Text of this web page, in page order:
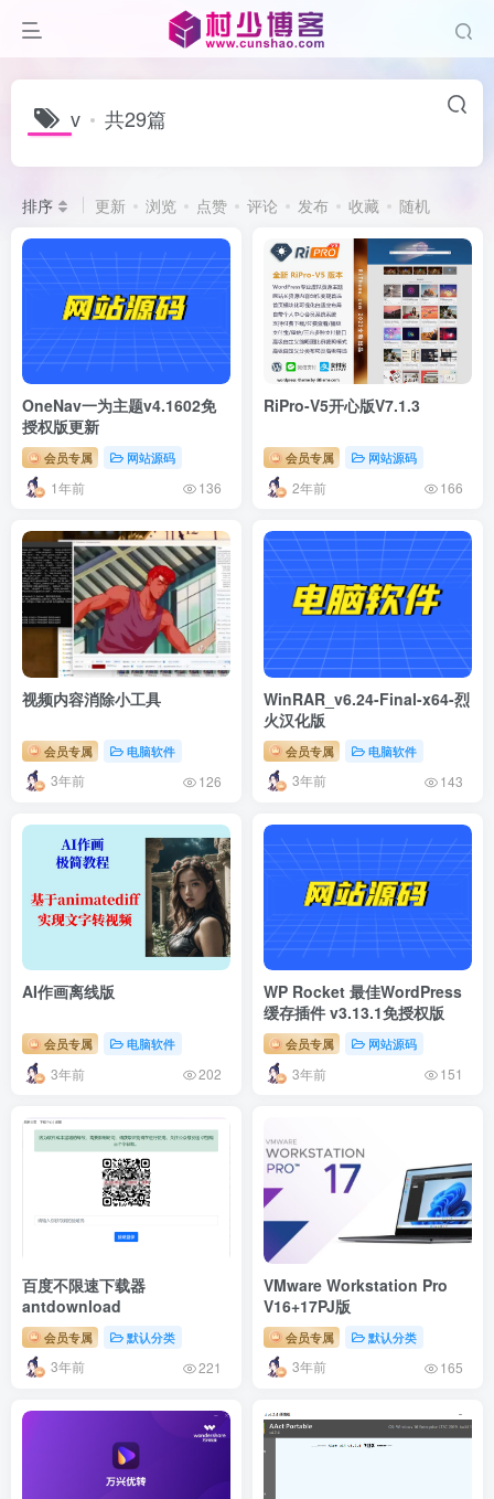
v 共29篇
排序 更新 浏览 点赞 评论 发布 收藏 随机
OneNav一为主题v4.1602免
授权版更新
会员专属 网站源码
1年前 136
RiPro-V5开心版V7.1.3
会员专属 网站源码
2年前 166
视频内容消除小工具
会员专属 电脑软件
3年前 126
WinRAR_v6.24-Final-x64-烈
火汉化版
会员专属 电脑软件
3年前 143
AI作画离线版
会员专属 电脑软件
3年前 202
WP Rocket 最佳WordPress
缓存插件 v3.13.1免授权版
会员专属 网站源码
3年前 151
百度不限速下载器
antdownload
会员专属 默认分类
3年前 221
VMware Workstation Pro
V16+17PJ版
会员专属 默认分类
3年前 165